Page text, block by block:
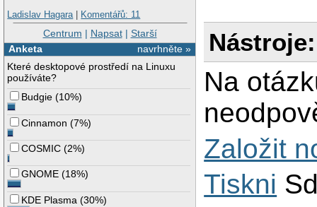
Ladislav Hagara| Komentářů: 11
Centrum | Napsat| Starší
navrhněte »
Anketa
Které desktopové prostředí na Linuxu
používáte?
Budgie (10%)
Cinnamon (7%)
COSMIC (2%)
GNOME (18%)
KDE Plasma (30%)
Nástroje:
Na
Založit
Tiskni